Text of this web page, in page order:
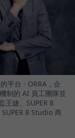
平台 - ORRA，企
制的 AI 員工團隊並
王婕、SUPER 8
8 Studio 商